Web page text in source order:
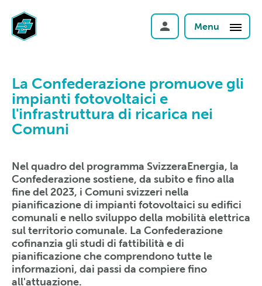
Menu
La Confederazione promuove gli
impianti fotovoltaici e
l'infrastruttura di ricarica nei
Comuni
Nel quadro del programma SvizzeraEnergia, la
Confederazione sostiene, da subito e fino alla
fine del 2023, i Comuni svizzeri nella
pianificazione di impianti fotovoltaici su edifici
comunali e nello sviluppo della mobilità elettrica
sul territorio comunale. La Confederazione
cofinanzia gli studi di fattibilità e di
pianificazione che comprendono tutte le
informazioni, dai passi da compiere fino
all'attuazione.